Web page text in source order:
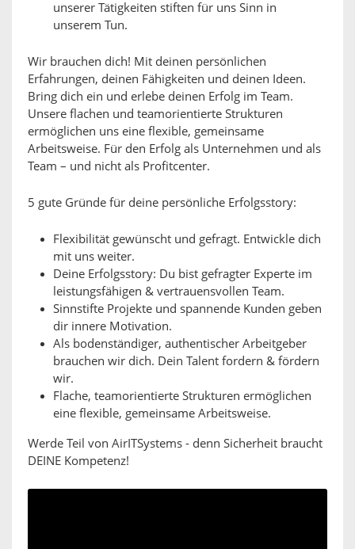
unserer Tätigkeiten stiften für uns Sinn in
unserem Tun.
Wir brauchen dich! Mit deinen persönlichen
Erfahrungen, deinen Fähigkeiten und deinen Ideen.
Bring dich ein und erlebe deinen Erfolg im Team.
Unsere flachen und teamorientierte Strukturen
ermöglichen uns eine flexible, gemeinsame
Arbeitsweise. Für den Erfolg als Unternehmen und als
Team – und nicht als Profitcenter.
5 gute Gründe für deine persönliche Erfolgsstory:
Flexibilität gewünscht und gefragt. Entwickle dich
mit uns weiter.
Deine Erfolgsstory: Du bist gefragter Experte im
leistungsfähigen & vertrauensvollen Team.
Sinnstifte Projekte und spannende Kunden geben
dir innere Motivation.
Als bodenständiger, authentischer Arbeitgeber
brauchen wir dich. Dein Talent fordern & fördern
wir.
Flache, teamorientierte Strukturen ermöglichen
eine flexible, gemeinsame Arbeitsweise.
Werde Teil von AirITSystems - denn Sicherheit braucht
DEINE Kompetenz!